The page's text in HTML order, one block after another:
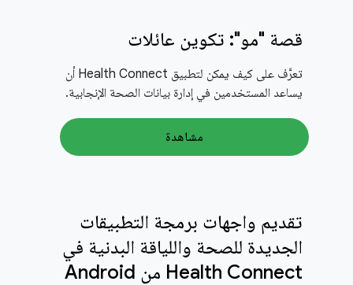
قصة "مو": تكوين عائلات
تعرَّف على كيف يمكن لتطبيق Health Connect أن
يساعد المستخدمين في إدارة بيانات الصحة الإنجابية.
مشاهدة
تقديم واجهات برمجة التطبيقات
الجديدة للصحة واللياقة البدنية في
Health Connect من Android